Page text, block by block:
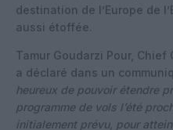
destination de l’Europe de
aussi étoffée.
Tamur Goudarzi Pour, Chief
a déclaré dans un
heureux de pouvoir étendre
programme de vols l’été
initialement prévu, pour